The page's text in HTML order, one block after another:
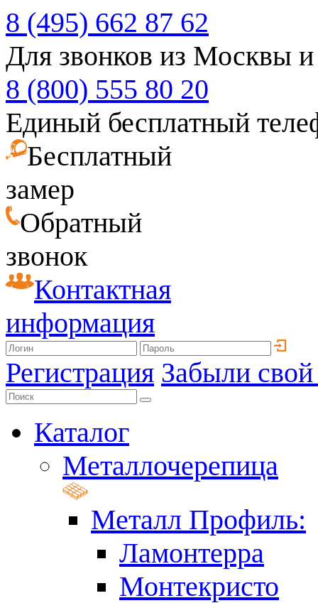
8 (495) 662 87 62
Для звонков из Москвы
8 (800) 555 80 20
Единый бесплатный
Бесплатный
замер
Обратный
звонок
Контактная
информация
Регистрация Забыли
Каталог
Металлочерепица
Металл Профиль:
Ламонтерра
Монтекристо